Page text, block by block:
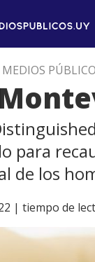
para
de los
| tiempo de